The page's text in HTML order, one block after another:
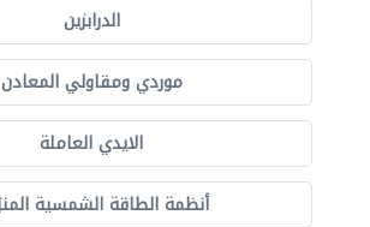
الدرابزين
موردي ومقاولي المعادن
الايدي العاملة
أنظمة الطاقة الشمسية